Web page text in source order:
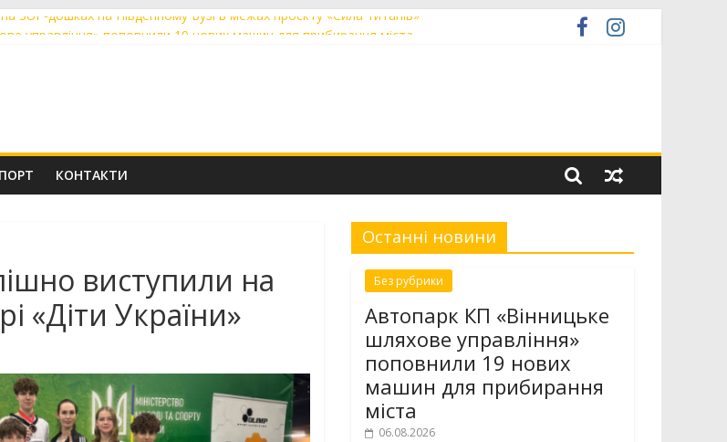
SUP-дошках на Південному Бузі в межах проєкту «Сила титанів»
6 серпня тимчасово немає води та світла
НМТ на 200 балів із двох предметів: їх відзначили в міській раді
КОНТАКТИ
виступили на
«Діти України»
Останні новини
Без рубрики
Автопарк КП «Вінницьке
шляхове управління»
поповнили 19 нових
машин для прибирання
міста
06.08.2026